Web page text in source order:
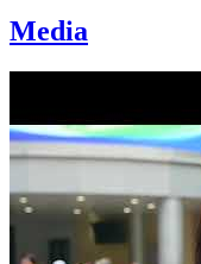
Media